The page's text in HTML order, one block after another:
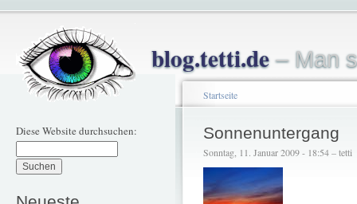
blog.tetti.de– Man
Diese Website durchsuchen:
Startseite
Sonnenuntergang
Sonntag, 11. Januar 2009 - 18:54 – tetti